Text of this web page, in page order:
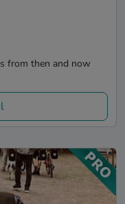
from then and now